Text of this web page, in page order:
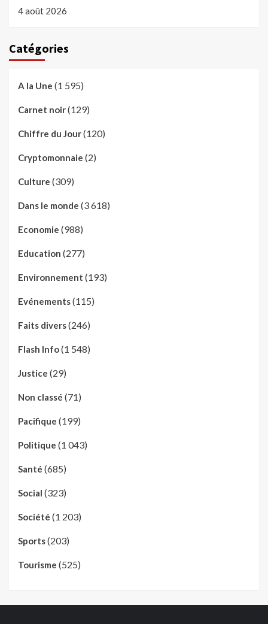
4 août 2026
Catégories
A la Une (1 595)
Carnet noir(129)
Chiffre du Jour(120)
Cryptomonnaie (2)
Culture (309)
Dans le monde (3 618)
Economie (988)
Education (277)
Environnement (193)
Evénements(115)
Faits divers(246)
Flash Info(1 548)
Justice (29)
Non classé (71)
Pacifique (199)
Politique (1 043)
Santé (685)
Social (323)
Société (1 203)
Sports(203)
Tourisme (525)